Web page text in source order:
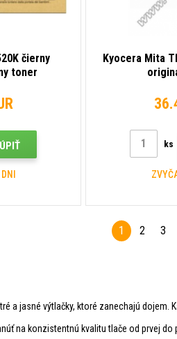
čierny
toner
Kyocera Mita
ks
1 2 3
a jasné výtlačky, ktoré zanechajú dojem.
na konzistentnú kvalitu tlače od prvej do